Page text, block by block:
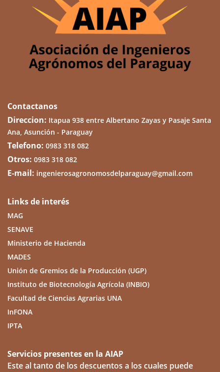
Contactanos
Direccion: Itapua 938 entre Albertano Zayas y Pasaje Santa
Ana, Asunción - Paraguay
Telefono: 0983 318 082
Otros: 0983 318 082
E-mail: ingenierosagronomosdelparaguay@gmail.com
Links de interés
MAG
SENAVE
Ministerio de Hacienda
MADES
Unión de Gremios de la Producción (UGP)
Instituto de Biotecnología Agrícola (INBIO)
Facultad de Ciencias Agrarias UNA
InFONA
IPTA
Servicios presentes en la AIAP
Este al tanto de los descuentos a los cuales puede